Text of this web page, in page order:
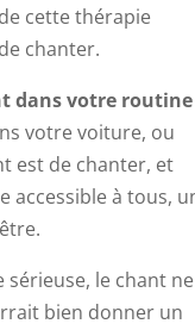
cette thérapie
chanter.
dans votre routine
votre voiture, ou
est de chanter, et
accessible à tous,
sérieuse, le chant ne
bien donner un